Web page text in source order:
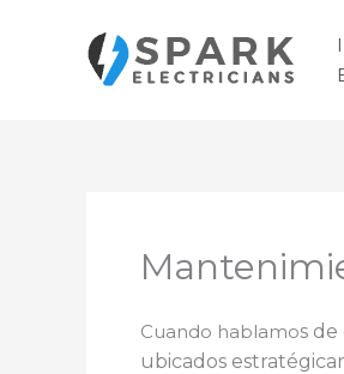
contenido
Cuando hablamos de
ubicados